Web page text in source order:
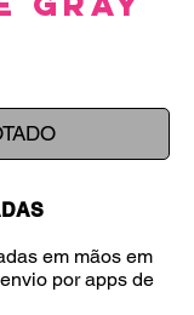
em mãos em
por apps de